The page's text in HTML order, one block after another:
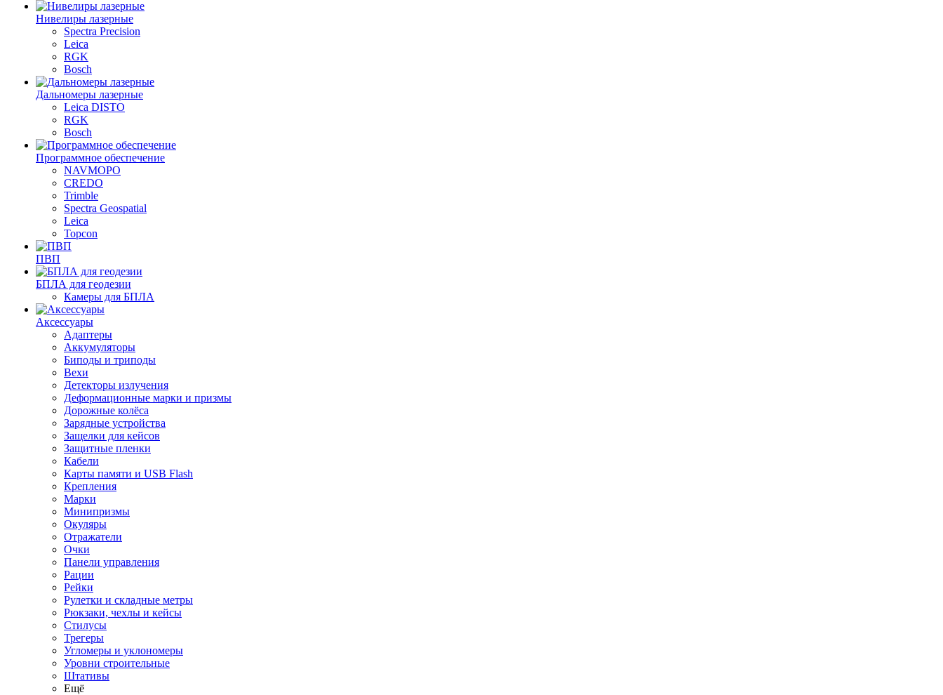
Нивелиры лазерные
Spectra Precision
Leica
RGK
Bosch
Дальномеры лазерные
Leica DISTO
RGK
Bosch
Программное обеспечение
NAVMOPO
CREDO
Trimble
Spectra Geospatial
Leica
Topcon
ПВП
БПЛА для геодезии
Камеры для БПЛА
Аксессуары
Адаптеры
Аккумуляторы
Биподы и триподы
Вехи
Детекторы излучения
Деформационные марки и призмы
Дорожные колёса
Зарядные устройства
Защелки для кейсов
Защитные пленки
Кабели
Карты памяти и USB Flash
Крепления
Марки
Минипризмы
Окуляры
Отражатели
Очки
Панели управления
Рации
Рейки
Рулетки и складные метры
Рюкзаки, чехлы и кейсы
Стилусы
Трегеры
Угломеры и уклономеры
Уровни строительные
Штативы
Ещё